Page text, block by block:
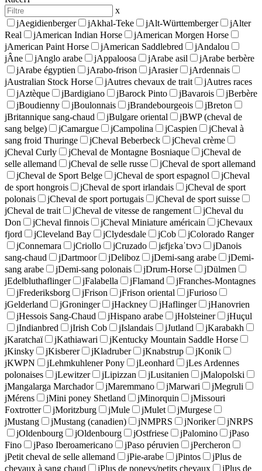
x
jAegidienberger jAkhal-Teke jAlt-Württemberger jAlter
Real
jAmerican Indian Horse jAmerican Morgen Horse
jAmerican Paint Horse jAmerican Saddlebred jAndalou
jÂne jAnglo arabe jAppaloosa jArabe asil jArabe berbère
jArabe égyptien jArabo-frison jArasier jArdennais
jAustralian Stock Horse jAutres chevaux de trait jAutres races
jAztèque jBardigiano jBarock Pinto jBavarois jBerbère
jBoudienny jBoulonnais jBrandebourgeois jBreton
jBritannique sang-chaud jBulgare oriental jBWP (cheval de
sang belge)
jCamargue jCampolina jCaspien jCheval à
sang froid Thuringe
jCheval Beberbeck jCheval crème
jCheval Curly jCheval de Montagne Bosniaque jCheval de
selle allemand
jCheval de selle russe jCheval de sport allemand
jCheval de Sport Belge jCheval de sport espagnol jCheval
de sport hongrois
jCheval de sport irlandais jCheval de sport
polonais
jCheval de sport portugais jCheval de sport suisse
jCheval de trait jCheval de vitesse de rangement jCheval du
Don
jCheval finnois jCheval Miniature américain jChevaux
fjord
jCleveland Bay jClydesdale jCob jColorado Ranger
jConnemara jCriollo jCruzado jɕfjɛkaˈtɔvɔ jDanois
sang-chaud
jDartmoor jDeliboz jDemi-sang arabe jDemi-
sang arabe
jDemi-sang polonais jDrum-Horse jDülmen
jEdelbluthaflinger jFalabella jFlamand jFranches-Montagnes
jFrederiksborg jFrison jFrison oriental jFurioso
jGelderland jGroninger jHackney jHaflinger jHanovrien
jHessois Sang-Chaud jHispano arabe jHolsteiner jHuçul
jIndianbred jIrish Cob jIslandais jJutland jKarabakh
jKaratchaï jKathiawari jKentucky Mountain Saddle Horse
jKinsky jKisberer jKladruber jKnabstrup jKonik
jKWPN jLehmkuhlener Pony jLeonhard jLes Ardennes
polonaises
jLewitzer jLipizzan jLusitanien jMalopolski
jMangalarga Marchador jMaremmano jMarwari jMegruli
jMérens jMini poney Shetland jMinorquin jMissouri
Foxtrotter
jMoritzburg jMule jMulet jMurgese
jMustang jMustang (canadien) jNMPRS jNoriker jNRPS
jOldenbourg jOldenbourg jOstfriese jPalomino jPaso
Fino
jPaso Iberoamericano jPaso péruvien jPercheron
jPetit cheval de selle allemand jPie-arabe jPintos jPlus de
chevaux à sang chaud
jPlus de poneys/petits chevaux jPlus de